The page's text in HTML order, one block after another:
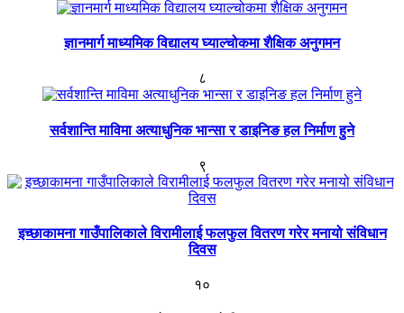
ज्ञानमार्ग माध्यमिक विद्यालय घ्याल्चोकमा शैक्षिक अनुगमन
८
सर्वशान्ति माविमा अत्याधुनिक भान्सा र डाइनिङ हल निर्माण हुने
९
इच्छाकामना गाउँपालिकाले विरामीलाई फलफुल वितरण गरेर मनायो संविधान
दिवस
१०